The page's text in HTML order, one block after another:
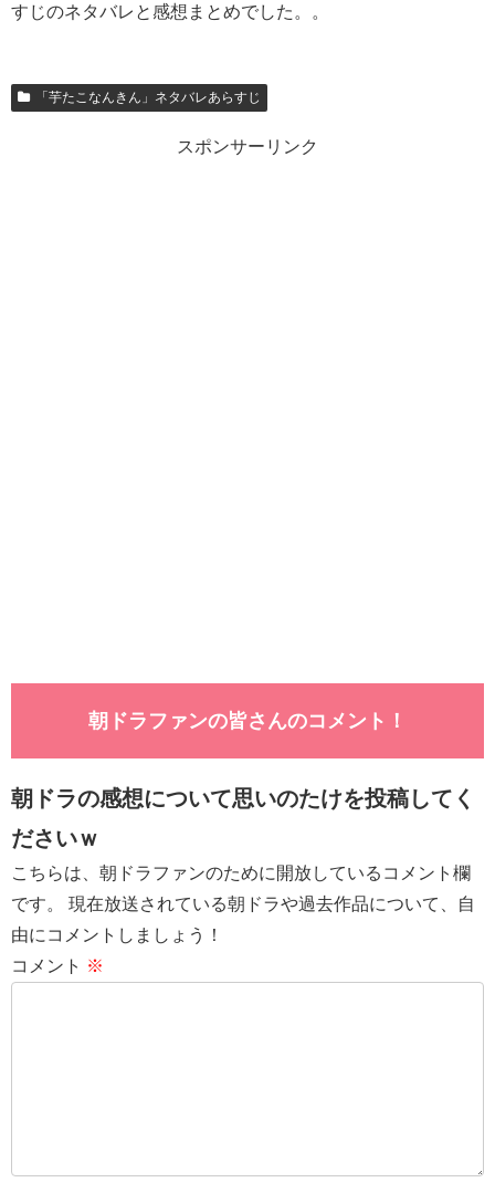
すじのネタバレと感想まとめでした。。
「芋たこなんきん」ネタバレあらすじ
スポンサーリンク
朝ドラファンの皆さんのコメント！
朝ドラの感想について思いのたけを投稿してく
ださいｗ
こちらは、朝ドラファンのために開放しているコメント欄
です。 現在放送されている朝ドラや過去作品について、自
由にコメントしましょう！
コメント ※